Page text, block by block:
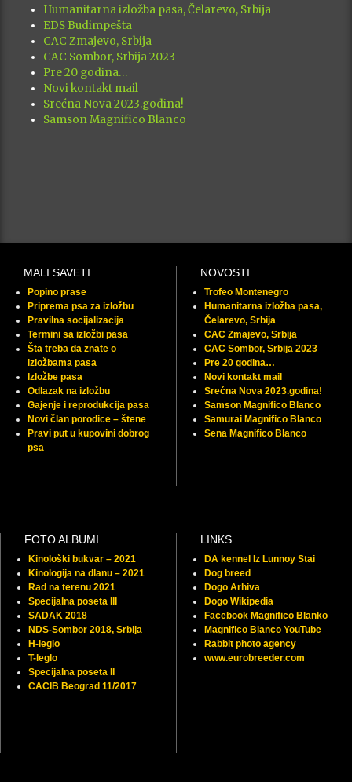
Humanitarna izložba pasa, Čelarevo, Srbija
EDS Budimpešta
CAC Zmajevo, Srbija
CAC Sombor, Srbija 2023
Pre 20 godina…
Novi kontakt mail
Srećna Nova 2023.godina!
Samson Magnifico Blanco
MALI SAVETI
Popino prase
Priprema psa za izložbu
Pravilna socijalizacija
Termini sa izložbi pasa
Šta treba da znate o
izložbama pasa
Izložbe pasa
Odlazak na izložbu
Gajenje i reprodukcija pasa
Novi član porodice – štene
Pravi put u kupovini dobrog
psa
NOVOSTI
Trofeo Montenegro
Humanitarna izložba pasa,
Čelarevo, Srbija
CAC Zmajevo, Srbija
CAC Sombor, Srbija 2023
Pre 20 godina…
Novi kontakt mail
Srećna Nova 2023.godina!
Samson Magnifico Blanco
Samurai Magnifico Blanco
Sena Magnifico Blanco
FOTO ALBUMI
Kinološki bukvar – 2021
Kinologija na dlanu – 2021
Rad na terenu 2021
Specijalna poseta III
SADAK 2018
NDS-Sombor 2018, Srbija
H-leglo
T-leglo
Specijalna poseta II
CACIB Beograd 11/2017
LINKS
DA kennel Iz Lunnoy Stai
Dog breed
Dogo Arhiva
Dogo Wikipedia
Facebook Magnifico Blanko
Magnifico Blanco YouTube
Rabbit photo agency
www.eurobreeder.com